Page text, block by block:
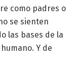
como padres o
se sienten
las bases de la
Y de